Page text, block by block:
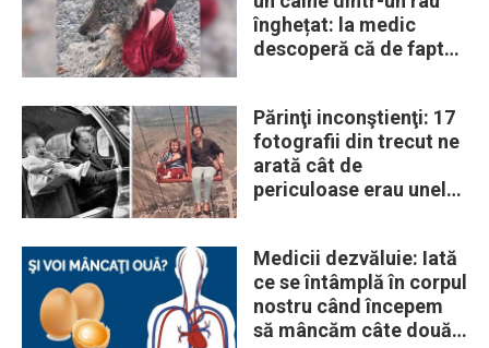
înghețat: la medic
descoperă că de fapt
Părinţi inconştienţi: 17
fotografii din trecut ne
arată cât de
periculoase erau unele
Medicii dezvăluie: Iată
ce se întâmplă în corpul
nostru când începem
să mâncăm câte două